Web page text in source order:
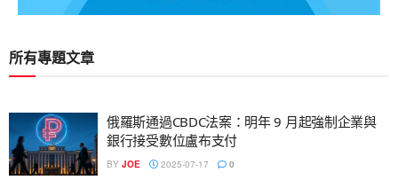
所有專題文章
俄羅斯通過CBDC法案：明年 9 月起強制企業與
銀行接受數位盧布支付
BY JOE 2025-07-17 0